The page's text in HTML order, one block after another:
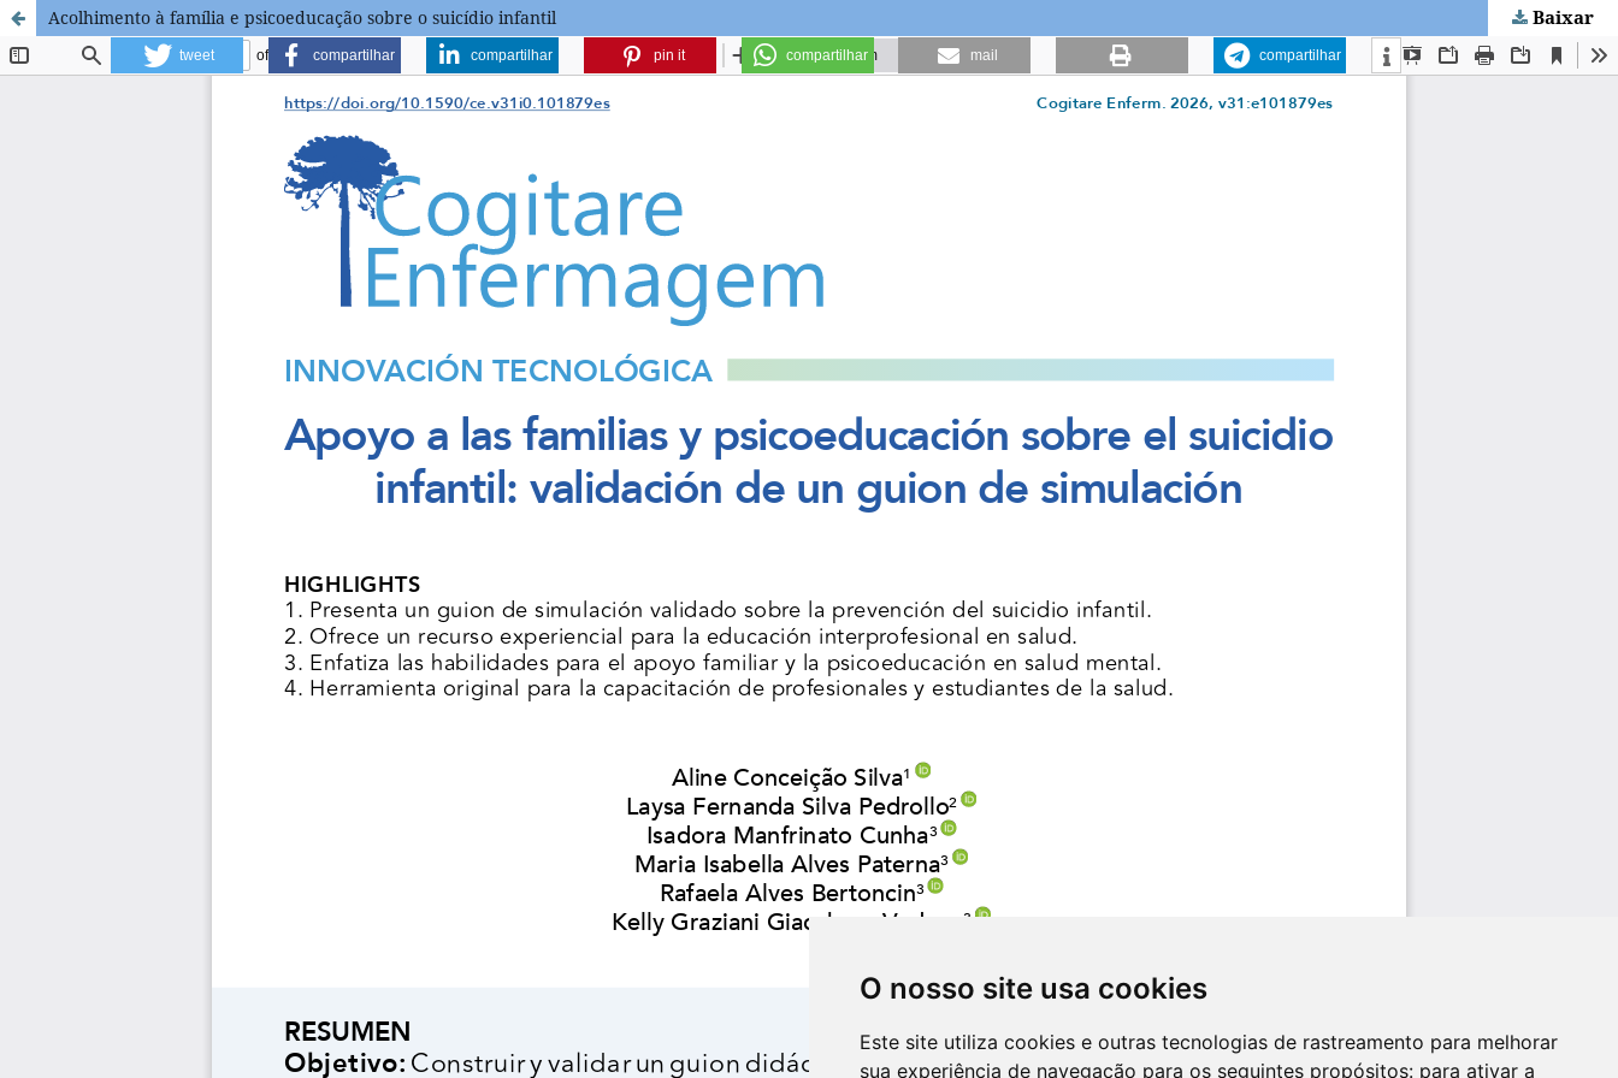
O nosso site usa cookies
Este site utiliza cookies e outras tecnologias de rastreamento para melhorar
sua experiência de navegação para os seguintes propósitos: para ativar a
Acolhimento à família e psicoeducação sobre o suicídio infantil Baixar
tweet compartilhar compartilhar pin it compartilhar mail compartilhar